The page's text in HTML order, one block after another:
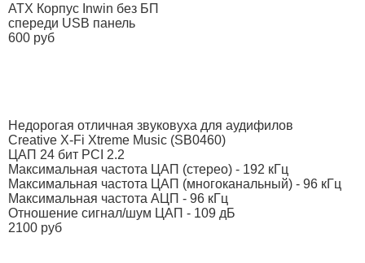
ATX Корпус Inwin без БП
спереди USB панель
600 руб
Недорогая отличная звуковуха для аудифилов
Creative X-Fi Xtreme Music (SB0460)
ЦАП 24 бит PCI 2.2
Максимальная частота ЦАП (стерео) - 192 кГц
Максимальная частота ЦАП (многоканальный) - 96 кГц
Максимальная частота АЦП - 96 кГц
Отношение сигнал/шум ЦАП - 109 дБ
2100 руб